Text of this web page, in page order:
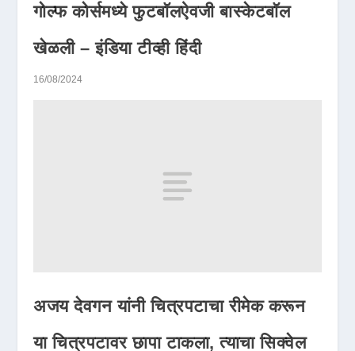
गोल्फ कोर्समध्ये फुटबॉलऐवजी बास्केटबॉल
खेळली – इंडिया टीव्ही हिंदी
16/08/2024
अजय देवगन यांनी चित्रपटाचा रीमेक करून
या चित्रपटावर छापा टाकला, त्याचा सिक्वेल